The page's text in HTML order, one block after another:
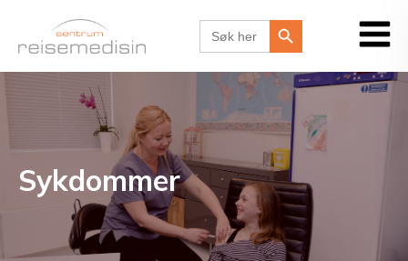
Search
for:
Search Button
Sykdommer